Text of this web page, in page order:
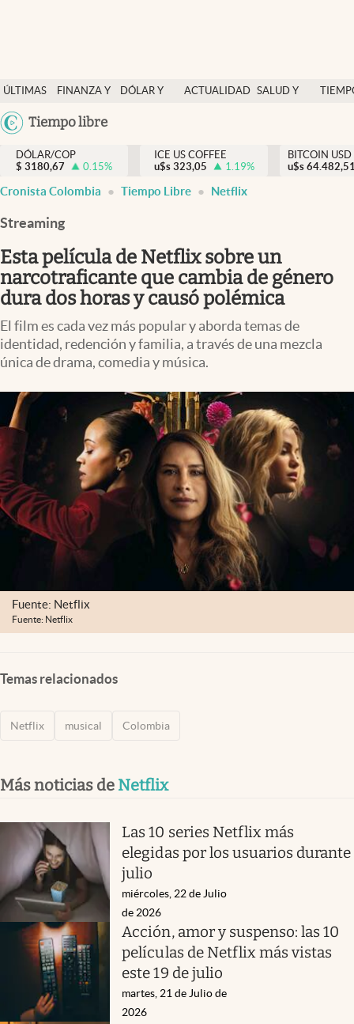
ÚLTIMAS
NOTICIAS
FINANZA Y
DÓLAR Y
ACTUALIDAD SALUD Y
México
Tiempo libre
Salud y nutrición
Vida espiritual
Actualidad
Colombia
DÓLAR/COP
$ 3180,67 0.15%
ICE US COFFEE
u$s 323,05 1.19%
BITCOIN USD
u$s
Cronista Colombia Tiempo Libre Netflix
Streaming
Esta película de Netflix sobre un
narcotraficante que cambia de género
dura dos horas y causó polémica
El film es cada vez más popular y aborda temas de
identidad, redención y familia, a través de una mezcla
única de drama, comedia y música.
Fuente: Netflix
Fuente: Netflix
Temas relacionados
Netflix musical Colombia
Más noticias de Netflix
Las 10 series Netflix más
elegidas por los usuarios durante
julio
miércoles, 22 de Julio
de 2026
Acción, amor y suspenso: las 10
películas de Netflix más vistas
este 19 de julio
martes, 21 de Julio de
2026